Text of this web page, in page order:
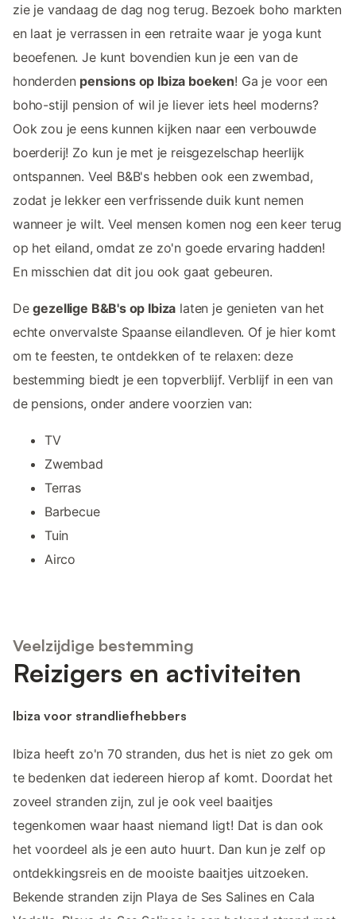
zie je vandaag de dag nog terug. Bezoek boho markten
en laat je verrassen in een retraite waar je yoga kunt
beoefenen. Je kunt bovendien kun je een van de
honderden pensions op Ibiza boeken! Ga je voor een
boho-stijl pension of wil je liever iets heel moderns?
Ook zou je eens kunnen kijken naar een verbouwde
boerderij! Zo kun je met je reisgezelschap heerlijk
ontspannen. Veel B&B's hebben ook een zwembad,
zodat je lekker een verfrissende duik kunt nemen
wanneer je wilt. Veel mensen komen nog een keer terug
op het eiland, omdat ze zo'n goede ervaring hadden!
En misschien dat dit jou ook gaat gebeuren.
Degezellige B&B's op Ibiza laten je genieten van het
echte onvervalste Spaanse eilandleven. Of je hier komt
om te feesten, te ontdekken of te relaxen: deze
bestemming biedt je een topverblijf. Verblijf in een van
de pensions, onder andere voorzien van:
TV
Zwembad
Terras
Barbecue
Tuin
Airco
Veelzijdige bestemming
Reizigers en activiteiten
Ibiza voor strandliefhebbers
Ibiza heeft zo'n 70 stranden, dus het is niet zo gek om
te bedenken dat iedereen hierop af komt. Doordat het
zoveel stranden zijn, zul je ook veel baaitjes
tegenkomen waar haast niemand ligt! Dat is dan ook
het voordeel als je een auto huurt. Dan kun je zelf op
ontdekkingsreis en de mooiste baaitjes uitzoeken.
Bekende stranden zijn Playa de Ses Salines en Cala